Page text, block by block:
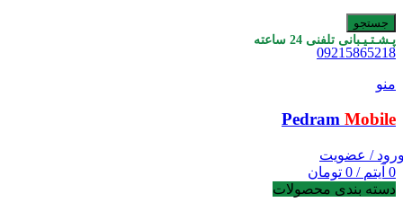
جستجو
پـشـتـیـبانی تلفنی 24 ساعته
09215865218
منو
Pedram Mobile
/ عضویت
0 آیتم /
0 تومان
دسته بندی محصولات